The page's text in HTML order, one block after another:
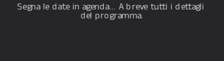
Segna le date in agenda… A breve tutti i dettagli
del programma.